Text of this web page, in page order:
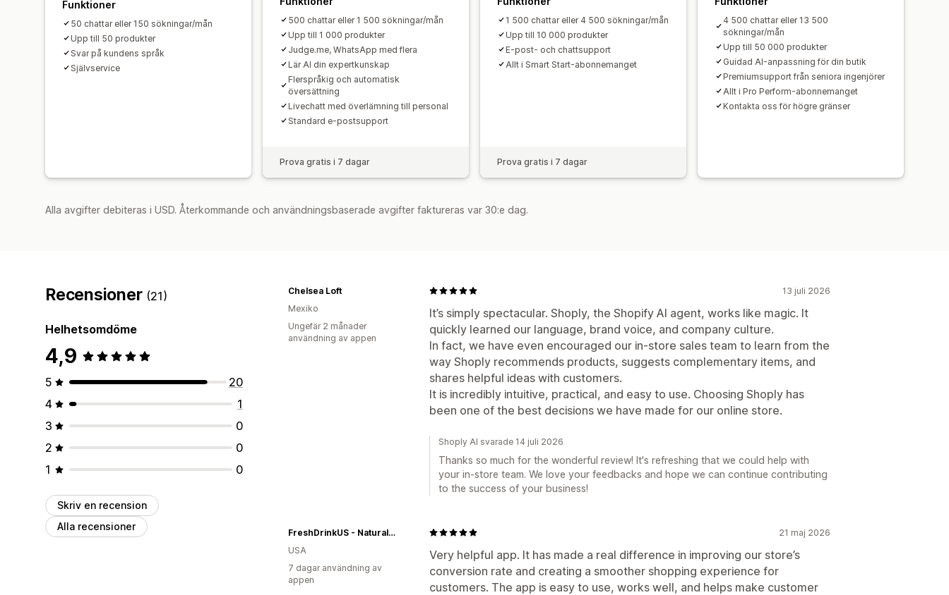
Funktioner
50 chattar eller 150 sökningar/mån
Upp till 50 produkter
Svar på kundens språk
Självservice
500 chattar eller 1 500 sökningar/mån
Upp till 1 000 produkter
Judge.me, WhatsApp med flera
Lär AI din expertkunskap
Flerspråkig och automatisk
översättning
Livechatt med överlämning till personal
Standard e-postsupport
Prova gratis i 7 dagar
1 500 chattar eller 4 500 sökningar/mån
Upp till 10 000 produkter
E-post- och chattsupport
Allt i Smart Start-abonnemanget
Prova gratis i 7 dagar
4 500 chattar eller 13 500
sökningar/mån
Upp till 50 000 produkter
Guidad AI-anpassning för din butik
Premiumsupport från seniora ingenjörer
Allt i Pro Perform-abonnemanget
Kontakta oss för högre gränser
Alla avgifter debiteras i USD. Återkommande och användningsbaserade avgifter faktureras var 30:e dag.
Recensioner (21)
Helhetsomdöme
4,9
5
20
4
1
3
0
2
0
1
0
Skriv en recension
Alla recensioner
13 juli 2026
It’s simply spectacular. Shoply, the Shopify AI agent, works like magic. It
quickly learned our language, brand voice, and company culture.
In fact, we have even encouraged our in-store sales team to learn from the
way Shoply recommends products, suggests complementary items, and
shares helpful ideas with customers.
It is incredibly intuitive, practical, and easy to use. Choosing Shoply has
been one of the best decisions we have made for our online store.
Chelsea Loft
Mexiko
Ungefär 2 månader
användning av appen
Shoply AI svarade 14 juli 2026
Thanks so much for the wonderful review! It's refreshing that we could help with
your in-store team. We love your feedbacks and hope we can continue contributing
to the success of your business!
21 maj 2026
Very helpful app. It has made a real difference in improving our store’s
conversion rate and creating a smoother shopping experience for
customers. The app is easy to use, works well, and helps make customer
FreshDrinkUS - Natural and Premium Herbal Tea
USA
7 dagar användning av
appen